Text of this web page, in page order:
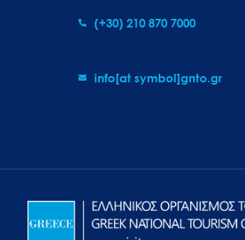
(+30) 210 870 7000
info[at symbol]gnto.gr